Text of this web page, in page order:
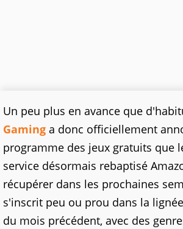
Un peu plus en avance que
Gaming a donc officiellement
programme des jeux gratuits que
service désormais rebaptisé
récupérer dans les prochaines
s'inscrit peu ou prou dans la
du mois précédent, avec des